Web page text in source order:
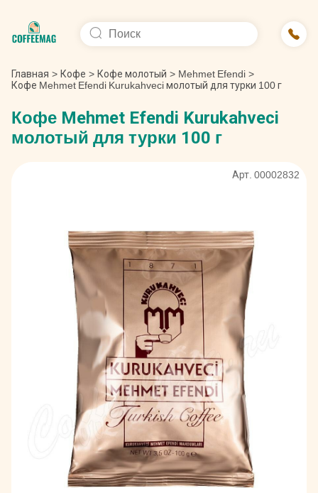
Главная > Кофе > Кофе молотый > Mehmet Efendi >
Кофе Mehmet Efendi Kurukahveci молотый для турки 100 г
Кофе Mehmet Efendi Kurukahveci
молотый для турки 100 г
Арт. 00002832